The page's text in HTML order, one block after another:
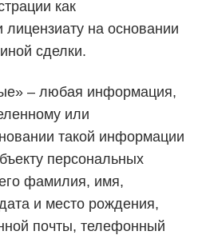
как
на основании
сделки.
– любая информация,
или
такой информации
персональных
фамилия, имя,
и место рождения,
почты, телефонный